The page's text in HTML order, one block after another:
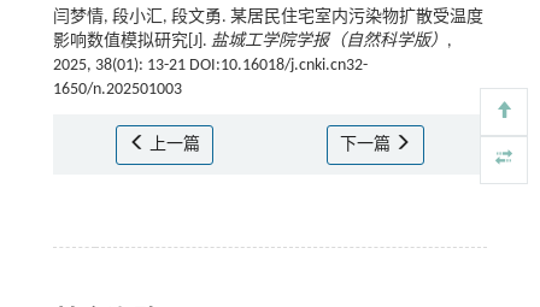
闫梦情, 段小汇, 段文勇. 某居民住宅室内污染物扩散受温度
影响数值模拟研究[J]. 盐城工学院学报（自然科学版） ,
2025, 38(01): 13-21 DOI:10.16018/j.cnki.cn32-
1650/n.202501003
上一篇 下一篇